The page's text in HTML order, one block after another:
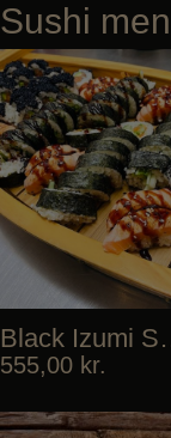
Sushi
555,00 kr.